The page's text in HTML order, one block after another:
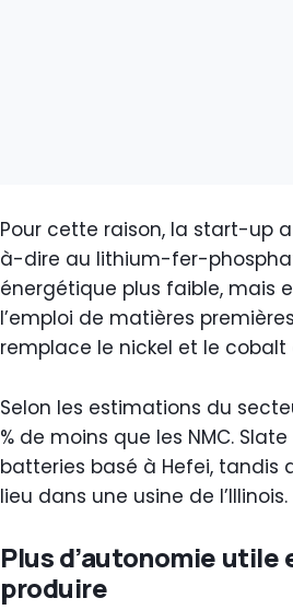
Pour cette raison, la start-up
à-dire au lithium-fer-
énergétique plus faible, mais
l’emploi de matières
remplace le nickel et le
Selon les estimations du
% de moins que les NMC.
batteries basé à Hefei, tandis
lieu dans une usine de l’Illinois.
Plus d’autonomie
produire